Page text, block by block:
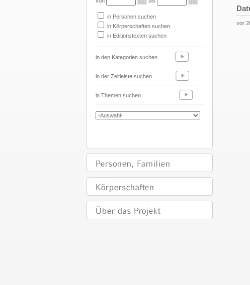
in Personen suchen
in Körperschaften suchen
in Editionstexten suchen
in den Kategorien suchen
in der Zeitleiste suchen
in Themen suchen
vor